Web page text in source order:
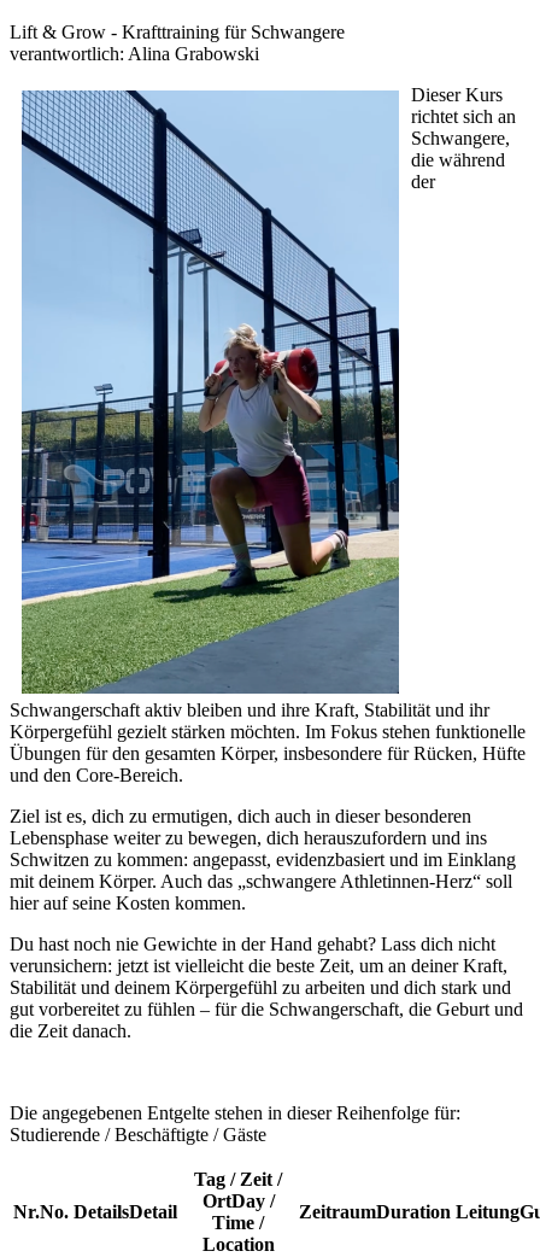
Lift & Grow - Krafttraining für Schwangere
verantwortlich: Alina Grabowski
Dieser Kurs
richtet sich an
Schwangere,
die während
der
Schwangerschaft aktiv bleiben und ihre Kraft, Stabilität und ihr
Körpergefühl gezielt stärken möchten. Im Fokus stehen funktionelle
Übungen für den gesamten Körper, insbesondere für Rücken, Hüfte
und den Core-Bereich.
Ziel ist es, dich zu ermutigen, dich auch in dieser besonderen
Lebensphase weiter zu bewegen, dich herauszufordern und ins
Schwitzen zu kommen: angepasst, evidenzbasiert und im Einklang
mit deinem Körper. Auch das „schwangere Athletinnen-Herz“ soll
hier auf seine Kosten kommen.
Du hast noch nie Gewichte in der Hand gehabt? Lass dich nicht
verunsichern: jetzt ist vielleicht die beste Zeit, um an deiner Kraft,
Stabilität und deinem Körpergefühl zu arbeiten und dich stark und
gut vorbereitet zu fühlen – für die Schwangerschaft, die Geburt und
die Zeit danach.
Die angegebenen Entgelte stehen in dieser Reihenfolge für:
Studierende / Beschäftigte / Gäste
Nr.No. DetailsDetail
Tag / Zeit /
OrtDay /
Time /
Location
ZeitraumDuration Leitung